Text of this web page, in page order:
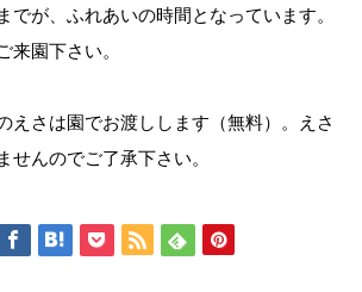
でが、ふれあいの時間となっています。
来園下さい。
えさは園でお渡しします（無料）。えさ
せんのでご了承下さい。